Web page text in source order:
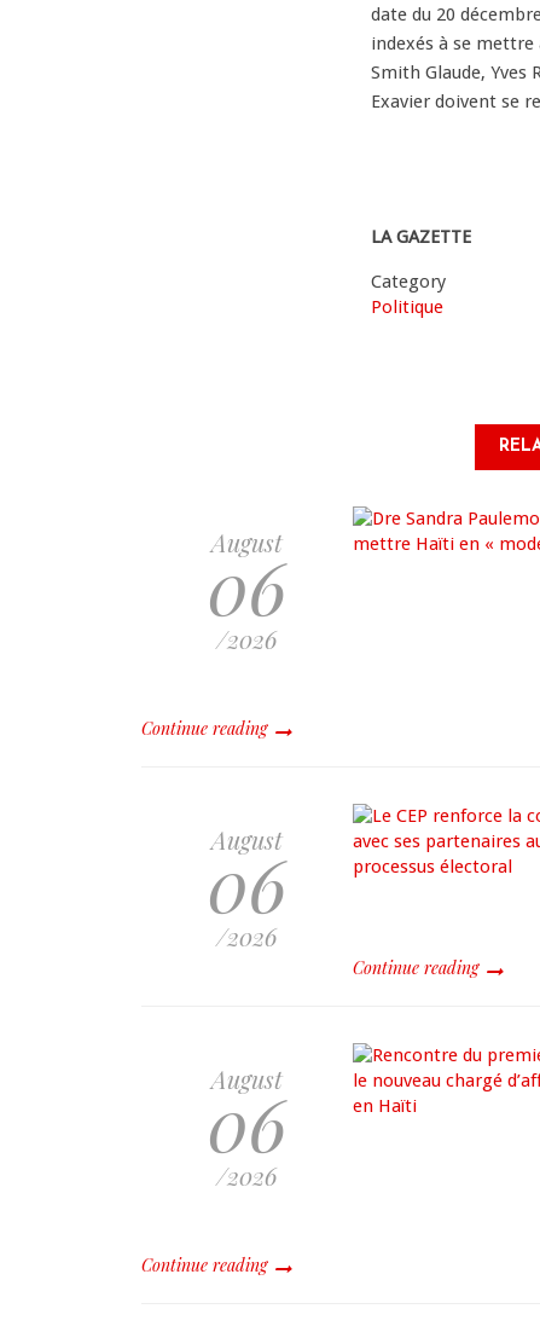
date du 20
indexés à se mettre
Smith Glaude, Yves
Exavier doivent se
LA GAZETTE
Category
Politique
August
06
/2026
Continue reading
August
06
/2026
Continue reading
August
06
/2026
Continue reading